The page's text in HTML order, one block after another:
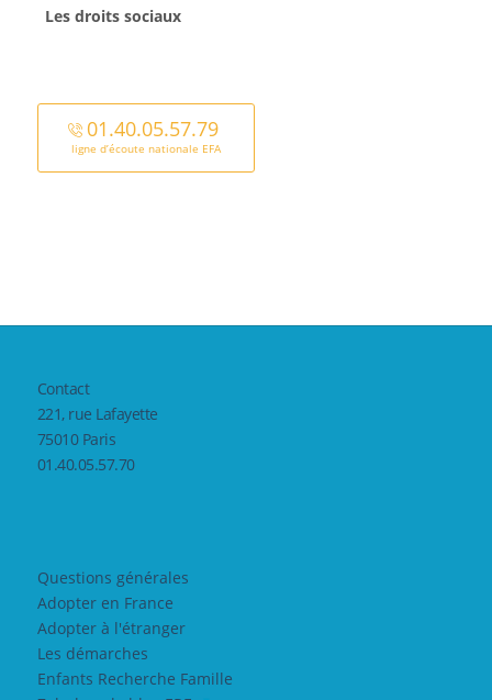
Les droits sociaux
01.40.05.57.79
ligne d’écoute nationale EFA
Contact
221, rue Lafayette
75010 Paris
01.40.05.57.70
Questions générales
Adopter en France
Adopter à l'étranger
Les démarches
Enfants Recherche Famille